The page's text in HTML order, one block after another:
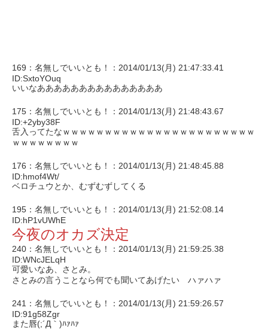
169：名無しでいいとも！：2014/01/13(月) 21:47:33.41
ID:SxtoYOuq
いいなあああああああああああああああ
175：名無しでいいとも！：2014/01/13(月) 21:48:43.67
ID:+2yby38F
舌入ってたなｗｗｗｗｗｗｗｗｗｗｗｗｗｗｗｗｗｗｗｗｗｗｗ
ｗｗｗｗｗｗｗｗ
176：名無しでいいとも！：2014/01/13(月) 21:48:45.88
ID:hmof4Wt/
ベロチュウとか、むずむずしてくる
195：名無しでいいとも！：2014/01/13(月) 21:52:08.14
ID:hP1vUWhE
今夜のオカズ決定
240：名無しでいいとも！：2014/01/13(月) 21:59:25.38
ID:WNcJELqH
可愛いなあ、さとみ。
さとみの言うことなら何でも聞いてあげたい ハァハァ
241：名無しでいいとも！：2014/01/13(月) 21:59:26.57
ID:91g58Zgr
また唇(;´Д｀)ﾊｧﾊｧ